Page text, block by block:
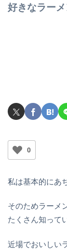
好きなラー
0
私は基本的にあ
そのためラーメ
たくさん知って
近場でおいしい